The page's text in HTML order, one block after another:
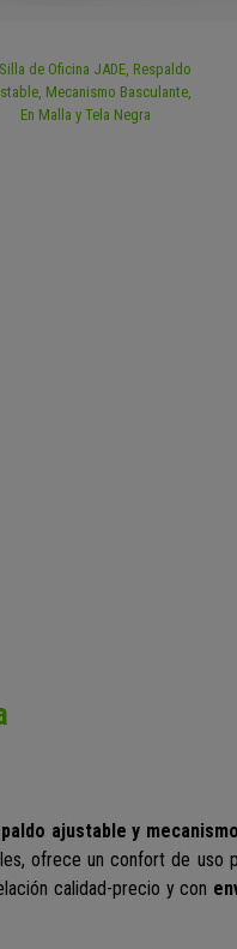
ajustable y
ofrece un confort de uso
calidad-precio y con